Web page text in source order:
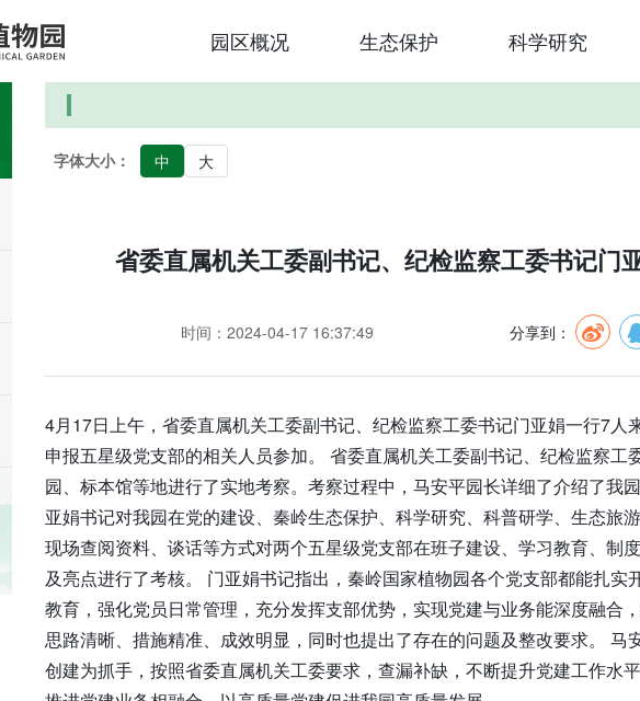
园区概况 生态保护 科学研究
字体大小： 中 大
省委直属机关工委副书记、纪检监察工委书记门
时间：2024-04-17 16:37:49 分享到：
4月17日上午，省委直属机关工委副书记、纪检监察工委书记门亚娟一行7人
申报五星级党支部的相关人员参加。 省委直属机关工委副书记、纪检监察
园、标本馆等地进行了实地考察。考察过程中，马安平园长详细了介绍了我
亚娟书记对我园在党的建设、秦岭生态保护、科学研究、科普研学、生态旅
现场查阅资料、谈话等方式对两个五星级党支部在班子建设、学习教育、制
及亮点进行了考核。 门亚娟书记指出，秦岭国家植物园各个党支部都能扎
教育，强化党员日常管理，充分发挥支部优势，实现党建与业务能深度融合
思路清晰、措施精准、成效明显，同时也提出了存在的问题及整改要求。
创建为抓手，按照省委直属机关工委要求，查漏补缺，不断提升党建工作水